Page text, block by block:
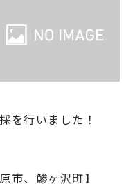
を行いました！
市、鯵ヶ沢町】